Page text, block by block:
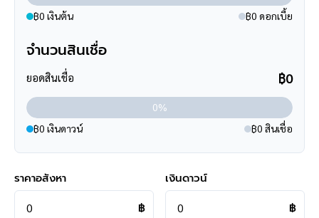
- ใกล้โครงการรถไฟฟ้าสายสีม่วง "สถานีบางรักน้อยท่าอิฐ", "สถานี
- ใกล้จุดขึ้นทางด่วน "งามวงศ์วาน"
**สอบถามข้อมูลบ้านมือสอง**
สูงสุดถึง 90-110 % ที่สำคัญคือ ฟรีค่ะ
สามารถนัดชมบ้าน หรือสอบถามข้อมูลเบื้องต้น ทุกวัน ได้ที่เบอร์095
คุยไลน์กับบ้านบางกอก >
http://line.me/ti/p/%40bangkokasset
s
Instagram >
https://goo.gl/REzvav
ราคาอสังหา
฿
เงินดาวน์
฿
฿0 เงินต้น
฿0 ดอกเบี้ย
จำนวนสินเชื่อ
ยอดสินเชื่อ ฿0
0%
฿0 เงินดาวน์
฿0 สินเชื่อ